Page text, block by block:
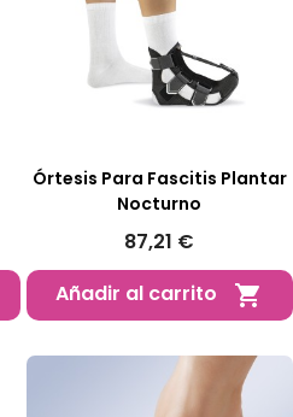
Órtesis Para Fascitis Plantar
Nocturno
87,21 €
Añadir al carrito
